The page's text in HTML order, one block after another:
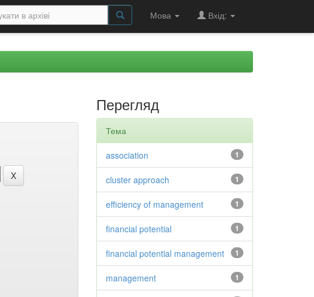
Мова Вхід:
Перегляд
Тема
1
association
1
cluster approach
1
efficiency of management
1
financial potential
1
financial potential management
1
management